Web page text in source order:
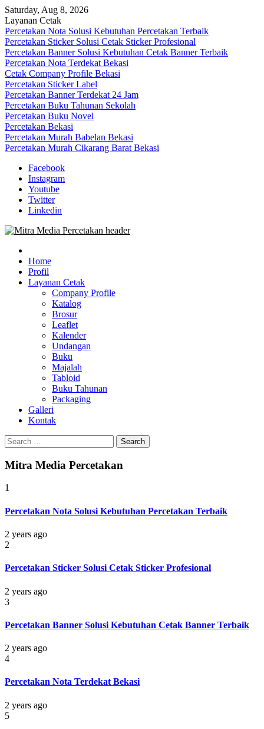
Skip
to
content
Saturday, Aug 8, 2026
Layanan Cetak
Percetakan Nota Solusi Kebutuhan Percetakan Terbaik
Percetakan Sticker Solusi Cetak Sticker Profesional
Percetakan Banner Solusi Kebutuhan Cetak Banner Terbaik
Percetakan Nota Terdekat Bekasi
Cetak Company Profile Bekasi
Percetakan Sticker Label
Percetakan Banner Terdekat 24 Jam
Percetakan Buku Tahunan Sekolah
Percetakan Buku Novel
Percetakan Bekasi
Percetakan Murah Babelan Bekasi
Percetakan Murah Cikarang Barat Bekasi
Facebook
Instagram
Youtube
Twitter
Linkedin
Mitra Media Percetakan Bekasi
0813-1670-6191
0813-1670-6191 (Call/WA) Perusahaan Tempat Alamat Jasa Pusat
Percetakan Bekasi Barat Timur Utara Selatan Murah 24 Jam
Home
Profil
Layanan Cetak
Company Profile
Katalog
Brosur
Leaflet
Kalender
Undangan
Buku
Majalah
Tabloid
Buku Tahunan
Packaging
Galleri
Kontak
Search
for:
Mitra Media Percetakan
1
Percetakan Nota Solusi Kebutuhan Percetakan Terbaik
2 years ago
2
Percetakan Sticker Solusi Cetak Sticker Profesional
2 years ago
3
Percetakan Banner Solusi Kebutuhan Cetak Banner Terbaik
2 years ago
4
Percetakan Nota Terdekat Bekasi
2 years ago
5